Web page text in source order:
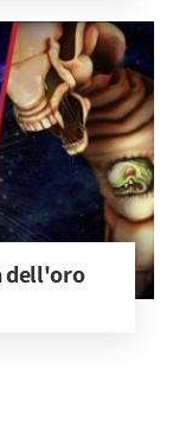
dell'oro